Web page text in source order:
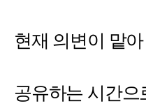
현재 의변이 맡
공유하는 시간